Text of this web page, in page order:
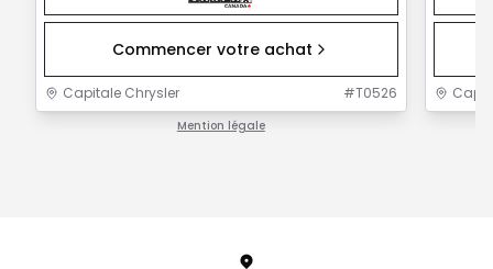
Commencer votre achat
Capitale Chrysler #T0526
Mention légale